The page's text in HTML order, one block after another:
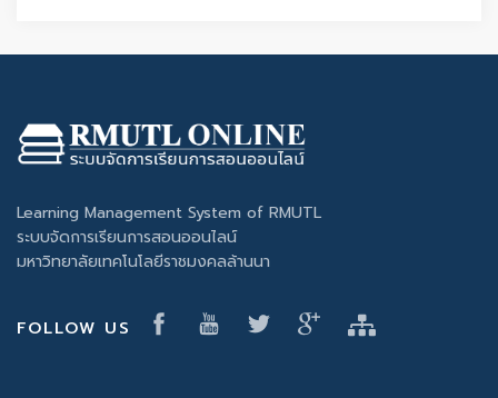
Learning Management System of RMUTL
ระบบจัดการเรียนการสอนออนไลน์
มหาวิทยาลัยเทคโนโลยีราชมงคลล้านนา
FOLLOW US